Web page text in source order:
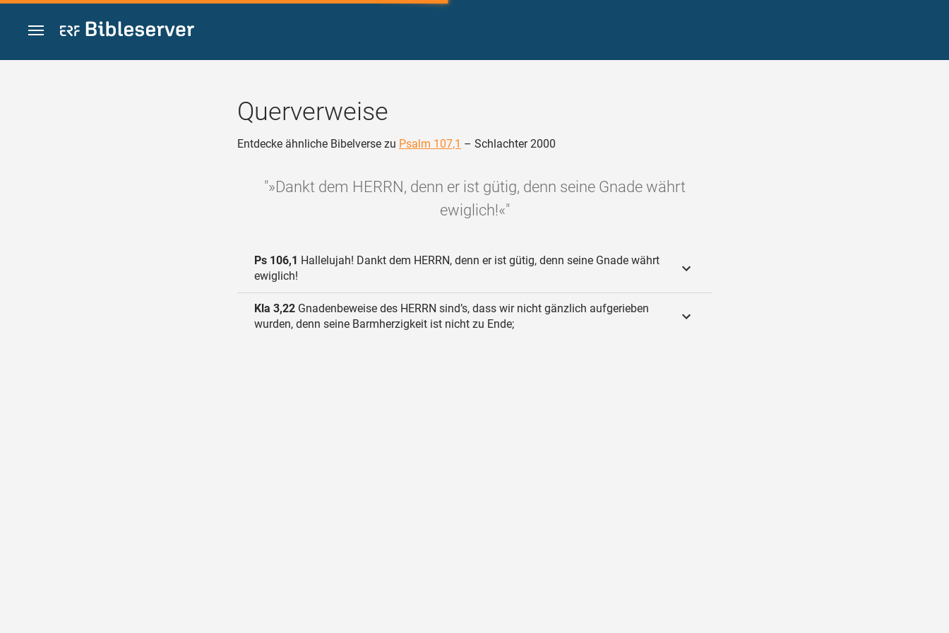
Zum Inhalt springen
Querverweise
Entdecke ähnliche Bibelverse zu Psalm 107,1 – Schlachter 2000
"»Dankt dem HERRN, denn er ist gütig, denn seine Gnade währt
ewiglich!«"
Ps 106,1 Hallelujah! Dankt dem HERRN, denn er ist gütig, denn seine Gnade währt
ewiglich!
Kla 3,22 Gnadenbeweise des HERRN sind’s, dass wir nicht gänzlich aufgerieben
wurden, denn seine Barmherzigkeit ist nicht zu Ende;